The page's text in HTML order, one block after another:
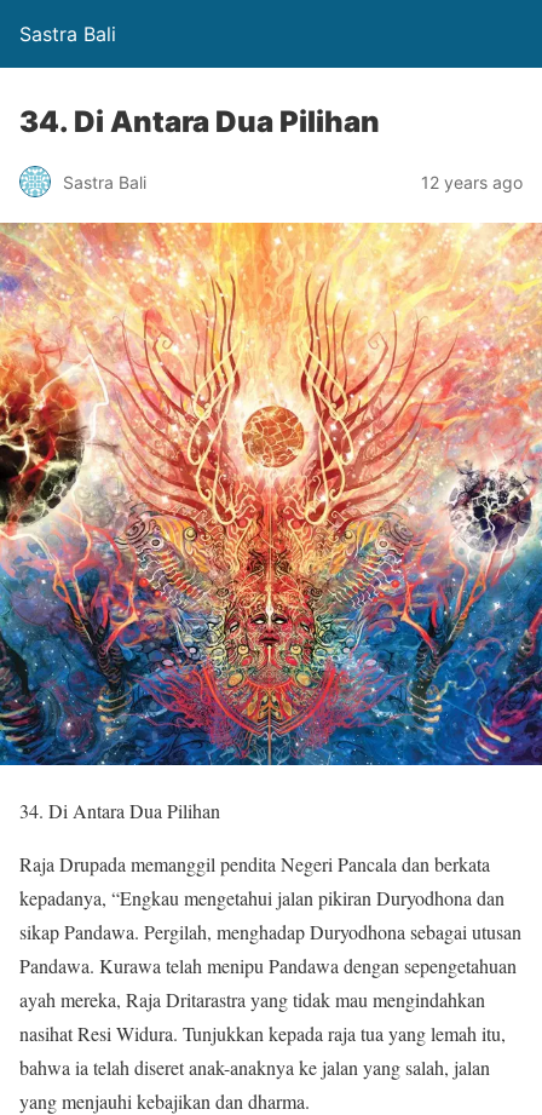
Sastra Bali
34. Di Antara Dua Pilihan
Sastra Bali 12 years ago
34. Di Antara Dua Pilihan
Raja Drupada memanggil pendita Negeri Pancala dan berkata
kepadanya, “Engkau mengetahui jalan pikiran Duryodhona dan
sikap Pandawa. Pergilah, menghadap Duryodhona sebagai utusan
Pandawa. Kurawa telah menipu Pandawa dengan sepengetahuan
ayah mereka, Raja Dritarastra yang tidak mau mengindahkan
nasihat Resi Widura. Tunjukkan kepada raja tua yang lemah itu,
bahwa ia telah diseret anak-anaknya ke jalan yang salah, jalan
yang menjauhi kebajikan dan dharma.